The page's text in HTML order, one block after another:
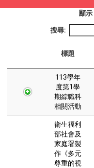
顯示
搜尋:
標題
113學年
度第1學
期綜職科
相關活動
衛生福利
部社會及
家庭署製
作《多元
尊重的視